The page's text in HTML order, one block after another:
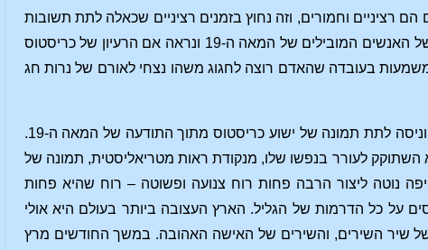
רציניים וחמורים, וזה נחוץ בזמנים רציניים שכאלה לתת תשובות
רציניות לשאלות רציניות, כמו זו שעלתה כאן. עם שאלה זו בראשנו נעיף מבט במחשבות של האנשים המובילים של המאה ה-19 ונראה אם הרעיון של כריסטוס
בעובדה שהאדם רוצה לחגוג משהו נצחי לאורם של נרות חג
תחילה ניקח את המילים של סופר, ארנסט רנאן, שהִרבה ללמוד את האישיות של ישוע וניסה לתת תמונה של ישוע כריסטוס מתוך התודעה של המאה ה-19.
השתוקק לעורר בנפשו שלו, מנקודת ראות מטריאליסטית, תמונה של
נוטה ליצור הרבה פחות רוח צנועה ופשוטה – רוח שהיא פחות
על כל הדרמות של הגליל. הארץ העצובה ביותר בעולם היא אולי
של שיר השירים, והשירים של האישה האהובה. במשך החודשים מרץ